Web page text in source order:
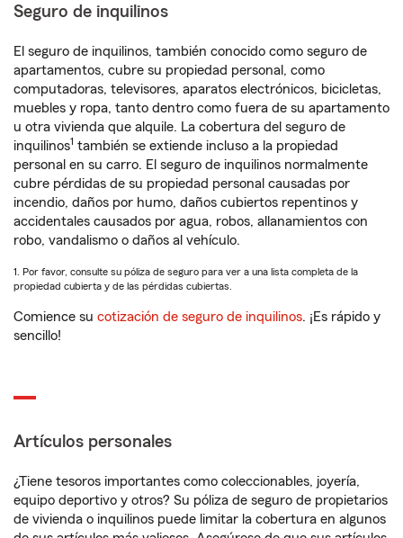
Seguro de inquilinos
El seguro de inquilinos, también conocido como seguro de
apartamentos, cubre su propiedad personal, como
computadoras, televisores, aparatos electrónicos, bicicletas,
muebles y ropa, tanto dentro como fuera de su apartamento
u otra vivienda que alquile. La cobertura del seguro de
inquilinos1 también se extiende incluso a la propiedad
personal en su carro. El seguro de inquilinos normalmente
cubre pérdidas de su propiedad personal causadas por
incendio, daños por humo, daños cubiertos repentinos y
accidentales causados por agua, robos, allanamientos con
robo, vandalismo o daños al vehículo.
1. Por favor, consulte su póliza de seguro para ver a una lista completa de la
propiedad cubierta y de las pérdidas cubiertas.
Comience su cotización de seguro de inquilinos. ¡Es rápido y
sencillo!
Artículos personales
¿Tiene tesoros importantes como coleccionables, joyería,
equipo deportivo y otros? Su póliza de seguro de propietarios
de vivienda o inquilinos puede limitar la cobertura en algunos